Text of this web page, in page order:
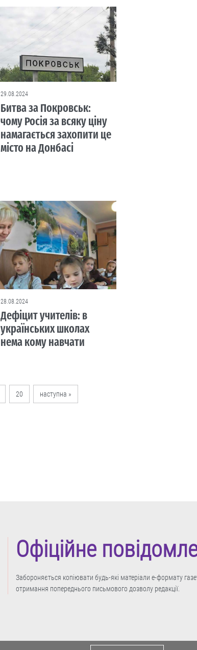
29.08.2024
Битва за Покровськ:
чому Росія за всяку ціну
намагається захопити це
місто на Донбасі
28.08.2024
Дефіцит учителів: в
українських школах
нема кому навчати
20 наступна »
Офіційне
Забороняється копіювати будь-які матеріали е-формату
отримання попереднього письмового дозволу редакції.